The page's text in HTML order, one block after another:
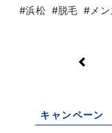
#浜松 #脱毛 #メン
キャンペーン